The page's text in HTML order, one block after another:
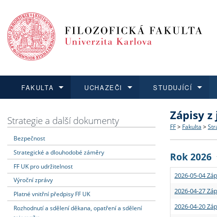
FAKULTA
Dozvědět se více
Struktura
Strategie
Podpora
UCHAZEČI
Podat přihlášku
Co
Učitelské
STUDUJÍCÍ
Dozvědět se více
Rigorózní
Dozvědět se více
O vědě a
Granty a
Dozvědět se více
Aktuální
Strategie a další dokumenty
Bezpečnost
Strategické a dlouhodobé záměry
FF UK pro udržitelnost
Výroční zprávy
Platné vnitřní předpisy FF UK
Rozhodnutí a sdělení děkana, opatření a sdělení
Zápisy
FF > Fakulta >
Rok 2026
2026-05-04
2026-04-27
2026-04-20